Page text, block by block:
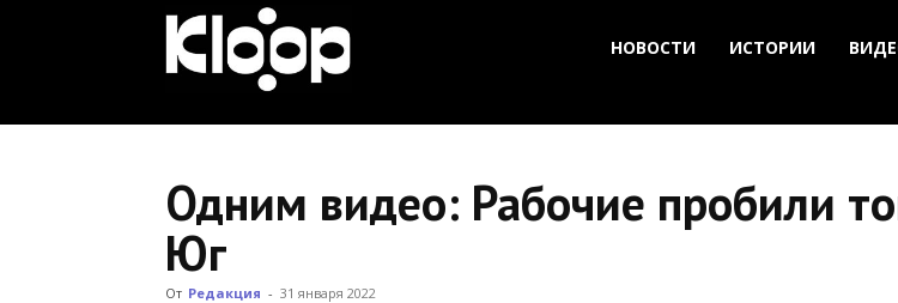
НОВОСТИ ИСТОРИИ
Одним видео: Рабочие пробили
Юг
От Редакция - 31 января 2022